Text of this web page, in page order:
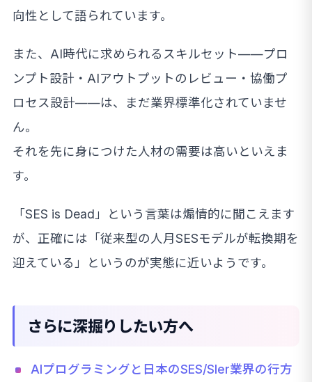
向性として語られています。
また、AI時代に求められるスキルセット——プロ
ンプト設計・AIアウトプットのレビュー・協働プ
ロセス設計——は、まだ業界標準化されていませ
ん。
それを先に身につけた人材の需要は高いといえま
す。
「SES is Dead」という言葉は煽情的に聞こえます
が、正確には「従来型の人月SESモデルが転換期を
迎えている」というのが実態に近いようです。
さらに深掘りしたい方へ
AIプログラミングと日本のSES/SIer業界の行方